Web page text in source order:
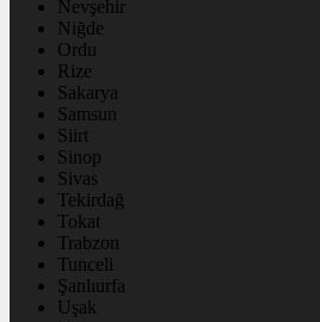
Nevşehir
Niğde
Ordu
Rize
Sakarya
Samsun
Siirt
Sinop
Sivas
Tekirdağ
Tokat
Trabzon
Tunceli
Şanlıurfa
Uşak